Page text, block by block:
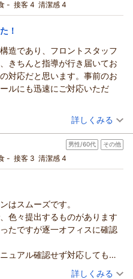
あたり/税込)
からの返信
東京ベイ幕張〉にご宿泊いた
ます。
でいただきまして誠にありが
のセントラルタワーは今年
、全体的に新しくきれいな
でございます。今後、ご利用
とともに高層階ならではの景
まして、ご不便お掛けして
の混雑時の対策を考え、改善
ます。
（返信日：2026/07/29）
- 接客 4 清潔感 4
！
造であり、フロントスタッフ
きちんと指導が行き届いてお
対応だと思います。事前のお
ルにも迅速にご対応いただ
すが、ややビジネスホテル
外だと思いました。
テルの温泉そのもので、何度
ベッドも高級感溢れ、アメニ
的でした。
他の素敵な宿泊プランや朝
いました。
す！
（投稿日：2026/07/23）
ーク】素泊まり 部屋タイプおまかせ
からの返信
東京ベイ幕張〉にご宿泊いた
います。
ど、多くの点でお褒めの言
存じます。
ホテル造りを目指し邁進して
詳しくみる
男性/60代 その他
- 接客 3 清潔感 4
はスムーズです。
色々提出するものがあります
たですが逐一オフィスに確認
ュアル確認せず対応してもら
（投稿日：2026/07/23）
詳しくみる